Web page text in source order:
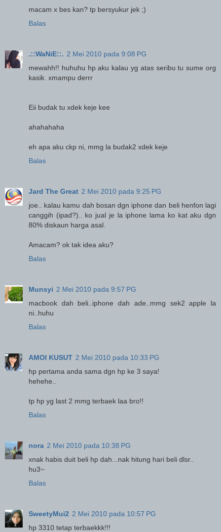
macam x bes kan? tp bersyukur jek ;)
Balas
.::WaNiE::. 2 Mei 2010 pada 9:08 PG
mewahh!! huhuhu hp aku kalau yg atas seribu tu sume org
kasik. xmampu derrr
Eii budak tu xdek keje kee
ahahahaha
eh apa aku ckp ni, mmg la budak2 xdek keje
Balas
Jard The Great 2 Mei 2010 pada 9:25 PG
joe.. kalau kamu dah bosan dgn iphone dan beli henfon lagi
canggih (ipad?).. ko jual je la iphone lama ko kat aku dgn
80% diskaun harga asal.
Amacam? ok tak idea aku?
Balas
Munsyi 2 Mei 2010 pada 9:57 PG
macbook dah beli..iphone dah ade..mmg sek2 apple la
ni..huhu
Balas
AMOI KUSUT 2 Mei 2010 pada 10:33 PG
hp pertama anda sama dgn hp ke 3 saya!
hehehe..
tp hp yg last 2 mmg terbaek laa bro!!
Balas
nora 2 Mei 2010 pada 10:38 PG
xnak habis duit beli hp dah...nak hitung hari beli dlsr..
hu3~
Balas
SweetyMui2 2 Mei 2010 pada 10:57 PG
hp 3310 tetap terbaekkk!!!